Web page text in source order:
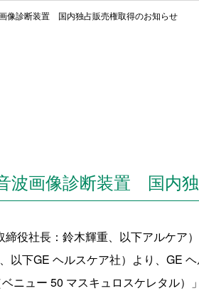
像診断装置 国内独占販売権取得のお知らせ
波画像診断装置 国内
役社長：鈴木輝重、以下アルケア
以下GE ヘルスケア社）より、GE
ニュー 50 マスキュロスケレタル）